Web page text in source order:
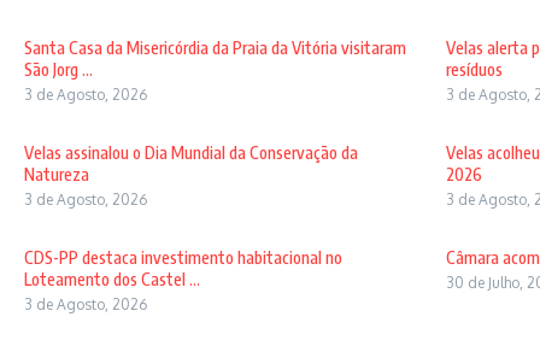
Santa Casa da Misericórdia da Praia da Vitória visitaram
São Jorg ...
3 de Agosto, 2026
Velas alerta
resíduos
3 de Agosto,
Velas assinalou o Dia Mundial da Conservação da
Natureza
3 de Agosto, 2026
Velas
2026
3 de Agosto,
CDS-PP destaca investimento habitacional no
Loteamento dos Castel ...
3 de Agosto, 2026
Câmara
30 de Julho,